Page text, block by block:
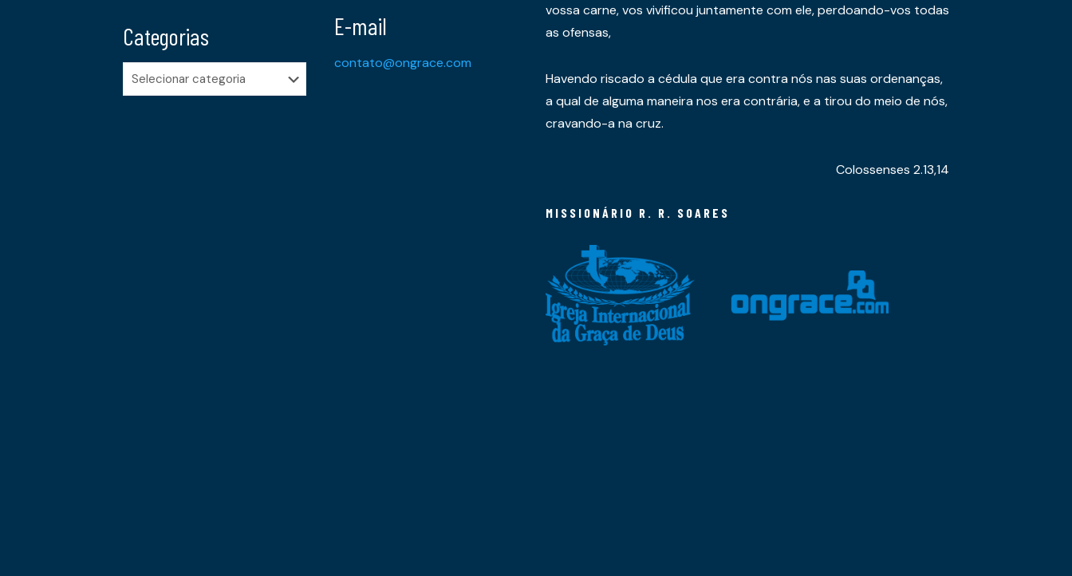
Categorias
Categorias
E-mail
contato@ongrace.com
vossa carne, vos vivificou juntamente com ele, perdoando-vos todas
as ofensas,
Havendo riscado a cédula que era contra nós nas suas ordenanças,
a qual de alguma maneira nos era contrária, e a tirou do meio de nós,
cravando-a na cruz.
Colossenses 2.13,14
MISSIONÁRIO R. R. SOARES